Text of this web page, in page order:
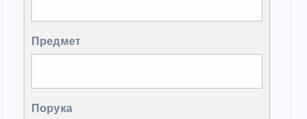
Предмет
Порука